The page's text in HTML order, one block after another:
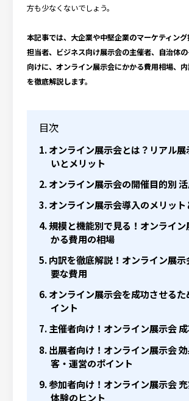
方も少なくないでしょう。
本記事では、大企業や中堅企業のマーケティン
担当者、ビジネス向け展示会の主催者、自治体
向けに、オンライン展示会にかかる費用相場、
を徹底解説します。
目次
オンライン展示会とは？リアル
いとメリット
オンライン展示会の開催目的別
オンライン展示会導入のメリット
規模と機能別で見る！オンライ
かる費用の相場
内訳を徹底解説！オンライン展
要な費用
オンライン展示会を成功させる
イント
主催者向け！オンライン展示会
出展者向け！オンライン展示会
客・運営のポイント
参加者向け！オンライン展示会
体験のヒント